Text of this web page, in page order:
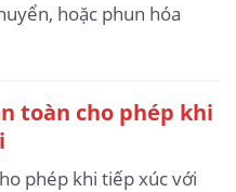
hoặc phun hóa
toàn cho phép khi
phép khi tiếp xúc với